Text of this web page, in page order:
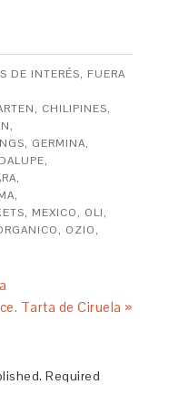
DE INTERÉS, FUERA
, CHILIPINES,
,
, GERMINA,
,
,
,
, MEXICO, OLI,
, OZIO,
Tarta de Ciruela »
Required